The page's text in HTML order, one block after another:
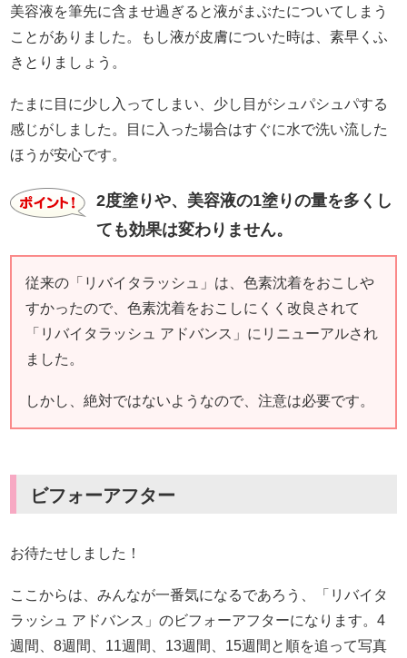
美容液を筆先に含ませ過ぎると液がまぶたについてしまう
ことがありました。もし液が皮膚についた時は、素早くふ
きとりましょう。
たまに目に少し入ってしまい、少し目がシュパシュパする
感じがしました。目に入った場合はすぐに水で洗い流した
ほうが安心です。
2度塗りや、美容液の1塗りの量を多くし
ても効果は変わりません。
従来の「リバイタラッシュ」は、色素沈着をおこしや
すかったので、色素沈着をおこしにくく改良されて
「リバイタラッシュ アドバンス」にリニューアルされ
ました。
しかし、絶対ではないようなので、注意は必要です。
ビフォーアフター
お待たせしました！
ここからは、みんなが一番気になるであろう、「リバイタ
ラッシュ アドバンス」のビフォーアフターになります。4
週間、8週間、11週間、13週間、15週間と順を追って写真